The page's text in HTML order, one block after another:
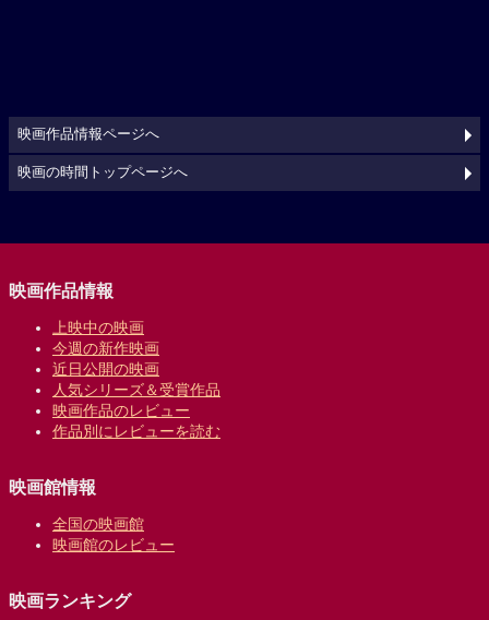
映画作品情報ページへ
映画の時間トップページへ
映画作品情報
上映中の映画
今週の新作映画
近日公開の映画
人気シリーズ＆受賞作品
映画作品のレビュー
作品別にレビューを読む
映画館情報
全国の映画館
映画館のレビュー
映画ランキング